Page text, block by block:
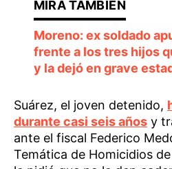
Moreno: ex soldado
frente a los tres hijos
y la dejó en grave
Suárez, el joven detenido,
durante casi seis años y
ante el fiscal Federico
Temática de Homicidios